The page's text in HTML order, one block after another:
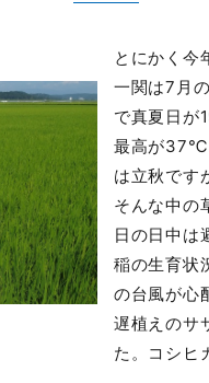
とにかく今
一関は7月
で真夏日が
最高が37℃
は立秋です
そんな中の
日の日中は
稲の生育状
の台風が心
遅植えのサ
た。コシヒ